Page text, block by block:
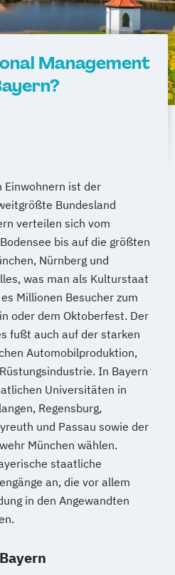
Management
ist der
Bundesland
verteilen sich vom
bis auf die größten
Nürnberg und
was man als Kulturstaat
Millionen Besucher zum
oder dem Oktoberfest. Der
fußt auch auf der starken
Automobilproduktion,
In Bayern
Universitäten in
Regensburg,
und Passau sowie der
München wählen.
staatliche
an, die vor allem
in den Angewandten